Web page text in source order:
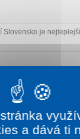
Slovensko je
se nachází na jižních
a dává ti